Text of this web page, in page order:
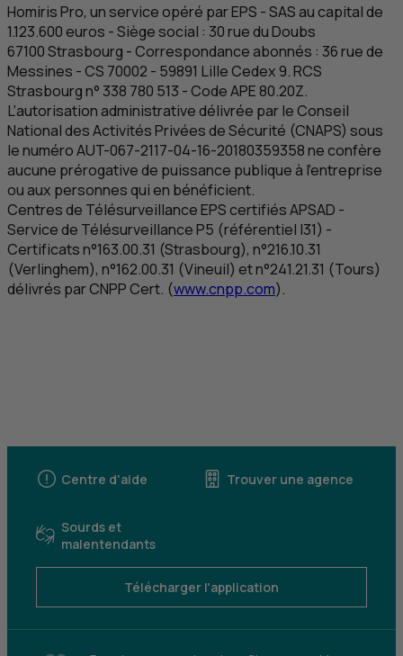
Homiris Pro, un service opéré parEPS -SASau capital de
1.123.600 euros - Siège social : 30 rue du Doubs
67100Strasbourg - Correspondance abonnés : 36 rue de
Messines -CS 70002 - 59891 Lille Cedex9.RCS
Strasbourg n° 338 780 513 - CodeAPE80.20Z.
L’autorisation administrative délivrée par le Conseil
National des Activités Privées de Sécurité (CNAPS) sous
le numéro AUT-067-2117-04-16-20180359358 ne confère
aucune prérogative de puissance publique à l'entreprise
ou aux personnes qui en bénéficient.
Centres de TélésurveillanceEPScertifiés APSAD -
Service de Télésurveillance P5 (référentiel I31) -
Certificats n°163.00.31 (Strasbourg), n°216.10.31
(Verlinghem), n°162.00.31 (Vineuil) et n°241.21.31 (Tours)
délivrés parCNPPCert. (www.cnpp.com).
Centre d'aide Trouver une agence
Sourds et
malentendants
Télécharger l'application